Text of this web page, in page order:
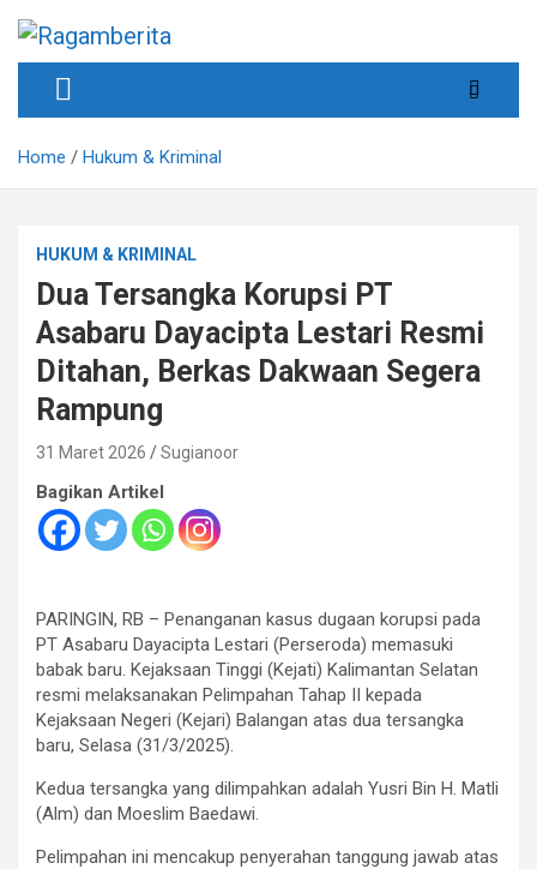
content
Ragamberita
Informatif, Edukatif & Inpiratif
Home Hukum & Kriminal
HUKUM & KRIMINAL
Dua Tersangka Korupsi PT
Asabaru Dayacipta Lestari Resmi
Ditahan, Berkas Dakwaan Segera
Rampung
31 Maret 2026 Sugianoor
Bagikan Artikel
PARINGIN, RB – Penanganan kasus dugaan korupsi pada
PT Asabaru Dayacipta Lestari (Perseroda) memasuki
babak baru. Kejaksaan Tinggi (Kejati) Kalimantan Selatan
resmi melaksanakan Pelimpahan Tahap II kepada
Kejaksaan Negeri (Kejari) Balangan atas dua tersangka
baru, Selasa (31/3/2025).
Kedua tersangka yang dilimpahkan adalah Yusri Bin H. Matli
(Alm) dan Moeslim Baedawi.
Pelimpahan ini mencakup penyerahan tanggung jawab atas